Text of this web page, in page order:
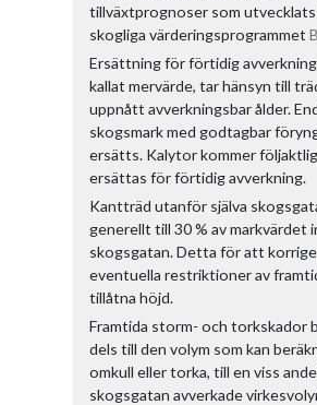
tillväxtprognoser som
skogliga värderingsprogrammet
Ersättning för förtidig
kallat mervärde, tar hänsyn till
uppnått avverkningsbar ålder.
skogsmark med godtagbar
ersätts. Kalytor kommer
ersättas för förtidig avverkning.
Kantträd utanför själva
generellt till 30 % av markvärdet
skogsgatan. Detta för att
eventuella restriktioner av
tillåtna höjd.
Framtida storm- och torkskador
dels till den volym som kan
omkull eller torka, till en viss
skogsgatan avverkade